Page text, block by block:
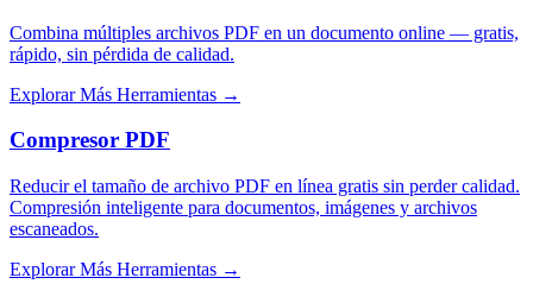
Combina múltiples archivos PDF en un documento online — gratis,
rápido, sin pérdida de calidad.
Explorar Más Herramientas →
Compresor PDF
Reducir el tamaño de archivo PDF en línea gratis sin perder calidad.
Compresión inteligente para documentos, imágenes y archivos
escaneados.
Explorar Más Herramientas →